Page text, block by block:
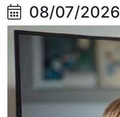
08/07/2026